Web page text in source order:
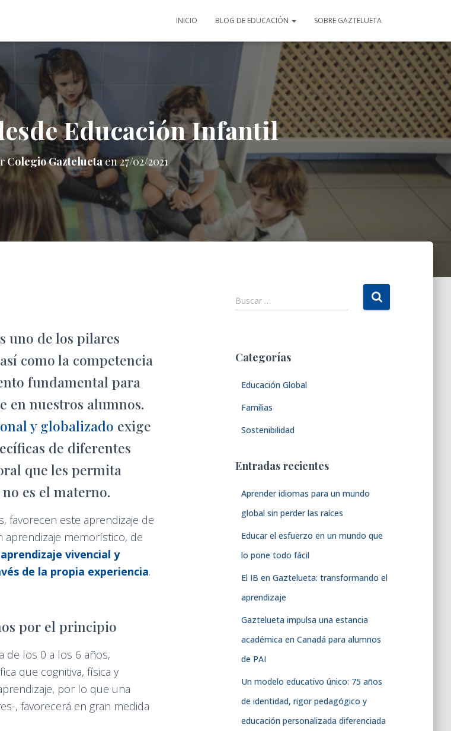
INICIO BLOG DE EDUCACIÓN SOBRE GAZTELUETA
Educación Infantil
Colegio Gazteluetaen27/02/2021
uno de los pilares
como la competencia
fundamental para
en nuestros alumnos.
y globalizado exige
de diferentes
que les permita
es el materno.
favorecen este aprendizaje de
memorístico, de
aprendizaje vivencial y
de la propia experiencia.
por el principio
de los 0 a los 6 años,
que cognitiva, física y
por lo que una
, favorecerá en gran medida
B
u
r
Buscar …
Categorías
Educación Global
Familias
Sostenibilidad
Entradas recientes
Aprender idiomas para un mundo
global sin perder las raíces
Educar el esfuerzo en un mundo que
lo pone todo fácil
El IB en Gaztelueta: transformando el
aprendizaje
Gaztelueta impulsa una estancia
académica en Canadá para alumnos
de PAI
Un modelo educativo único: 75 años
de identidad, rigor pedagógico y
educación personalizada diferenciada